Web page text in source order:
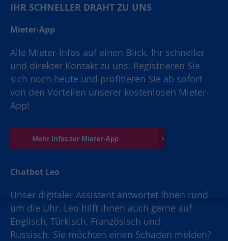
IHR SCHNELLER DRAHT ZU UNS
Mieter-App
Alle Mieter-Infos auf einen Blick. Ihr schneller
und direkter Kontakt zu uns. Registrieren Sie
sich noch heute und profitieren Sie ab sofort
von den Vorteilen unserer kostenlosen Mieter-
App!
Mehr Infos zur Mieter-App
Chatbot Leo
Unser digitaler Assistent antwortet Ihnen rund
um die Uhr. Leo hilft Ihnen auch gerne auf
Englisch, Türkisch, Französisch und
Russisch. Sie möchten einen Schaden melden?